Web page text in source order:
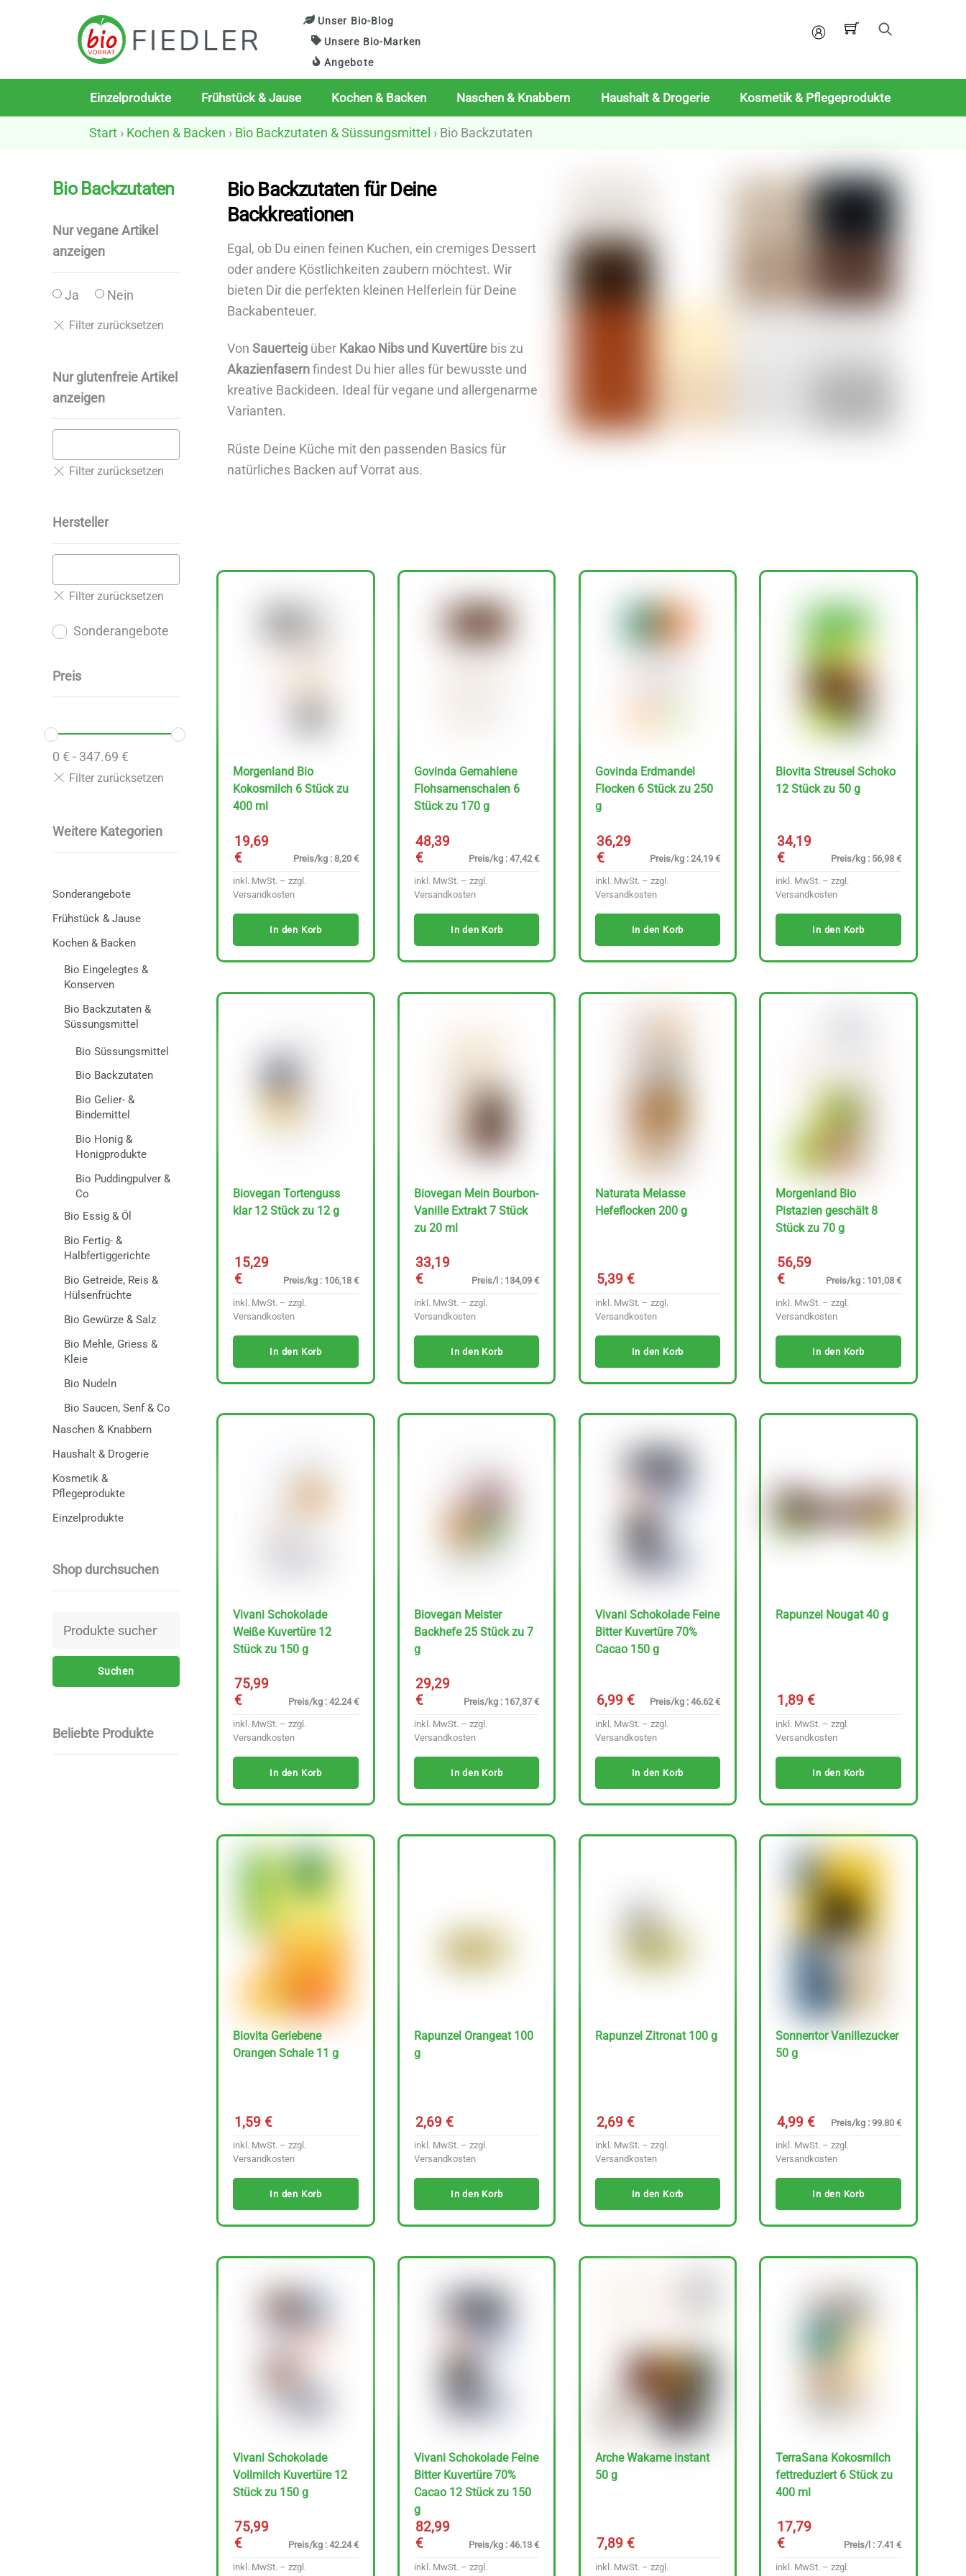
Unser Bio-Blog
Unsere Bio-Marken
Angebote
Mein
Einzelprodukte Frühstück & Jause Kochen & Backen Naschen & Knabbern Haushalt & Drogerie Kosmetik & Pflegeprodukte
Start › Kochen & Backen › Bio Backzutaten & Süssungsmittel › Bio Backzutaten
Bio Backzutaten
Nur vegane Artikel
anzeigen
Ja Nein
Nur glutenfreie Artikel
anzeigen
Hersteller
Sonderangebote
Preis
0 € - 347.69 €
Weitere Kategorien
Sonderangebote
Frühstück & Jause
Kochen & Backen
Bio Eingelegtes &
Konserven
Bio Backzutaten &
Süssungsmittel
Bio Süssungsmittel
Bio Backzutaten
Bio Gelier- &
Bindemittel
Bio Honig &
Honigprodukte
Bio Puddingpulver &
Co
Bio Essig & Öl
Bio Fertig- &
Halbfertiggerichte
Bio Getreide, Reis &
Hülsenfrüchte
Bio Gewürze & Salz
Bio Mehle, Griess &
Kleie
Bio Nudeln
Bio Saucen, Senf & Co
Naschen & Knabbern
Haushalt & Drogerie
Kosmetik &
Pflegeprodukte
Einzelprodukte
Shop durchsuchen
Suchen
Suchen
Beliebte Produkte
Bio Backzutaten für Deine
Backkreationen
Egal, ob Du einen feinen Kuchen, ein cremiges Dessert
oder andere Köstlichkeiten zaubern möchtest. Wir
bieten Dir die perfekten kleinen Helferlein für Deine
Backabenteuer.
Von Sauerteigüber Kakao Nibs und Kuvertürebis zu
Akazienfasernfindest Du hier alles für bewusste und
kreative Backideen. Ideal für vegane und allergenarme
Varianten.
Rüste Deine Küche mit den passenden Basics für
natürliches Backen auf Vorrat aus.
Morgenland Bio
Kokosmilch 6 Stück zu
400 ml
19,69
€
Preis/kg : 8,20 €
inkl. MwSt. – zzgl.
Versandkosten
In den Korb
Govinda Gemahlene
Flohsamenschalen 6
Stück zu 170 g
48,39
€
Preis/kg : 47,42 €
inkl. MwSt. – zzgl.
Versandkosten
In den Korb
Govinda Erdmandel
Flocken 6 Stück zu 250
g
36,29
€
Preis/kg : 24,19 €
inkl. MwSt. – zzgl.
Versandkosten
In den Korb
Biovita Streusel Schoko
12 Stück zu 50 g
34,19
€
Preis/kg : 56,98 €
inkl. MwSt. – zzgl.
Versandkosten
In den Korb
Biovegan Tortenguss
klar 12 Stück zu 12 g
15,29
€
Preis/kg : 106,18 €
inkl. MwSt. – zzgl.
Versandkosten
In den Korb
Biovegan Mein Bourbon-
Vanille Extrakt 7 Stück
zu 20 ml
33,19
€
Preis/l : 134,09 €
inkl. MwSt. – zzgl.
Versandkosten
In den Korb
Naturata Melasse
Hefeflocken 200 g
5,39 €
inkl. MwSt. – zzgl.
Versandkosten
In den Korb
Morgenland Bio
Pistazien geschält 8
Stück zu 70 g
56,59
€
Preis/kg : 101,08 €
inkl. MwSt. – zzgl.
Versandkosten
In den Korb
Vivani Schokolade
Weiße Kuvertüre 12
Stück zu 150 g
75,99
€
Preis/kg : 42.24 €
inkl. MwSt. – zzgl.
Versandkosten
In den Korb
Biovegan Meister
Backhefe 25 Stück zu 7
g
29,29
€
Preis/kg : 167,37 €
inkl. MwSt. – zzgl.
Versandkosten
In den Korb
Vivani Schokolade Feine
Bitter Kuvertüre 70%
Cacao 150 g
6,99 € Preis/kg : 46.62 €
inkl. MwSt. – zzgl.
Versandkosten
In den Korb
Rapunzel Nougat 40 g
1,89€
inkl. MwSt. – zzgl.
Versandkosten
In den Korb
Biovita Geriebene
Orangen Schale 11 g
1,59€
inkl. MwSt. – zzgl.
Versandkosten
In den Korb
Rapunzel Orangeat 100
g
2,69 €
inkl. MwSt. – zzgl.
Versandkosten
In den Korb
Rapunzel Zitronat 100 g
2,69 €
inkl. MwSt. – zzgl.
Versandkosten
In den Korb
Sonnentor Vanillezucker
50 g
4,99€ Preis/kg : 99.80 €
inkl. MwSt. – zzgl.
Versandkosten
In den Korb
Vivani Schokolade
Vollmilch Kuvertüre 12
Stück zu 150 g
75,99
€
Preis/kg : 42.24 €
inkl. MwSt. – zzgl.
Vivani Schokolade Feine
Bitter Kuvertüre 70%
Cacao 12 Stück zu 150
g
82,99
€
Preis/kg : 46.13 €
inkl. MwSt. – zzgl.
Arche Wakame instant
50 g
7,89 €
inkl. MwSt. – zzgl.
TerraSana Kokosmilch
fettreduziert 6 Stück zu
400 ml
17,79
€
Preis/l : 7.41 €
inkl. MwSt. – zzgl.